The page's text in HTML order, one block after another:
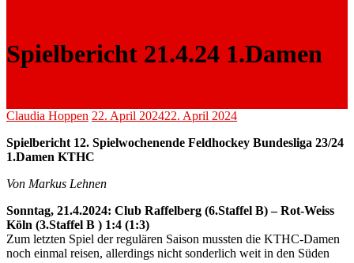
Spielbericht 21.4.24 1.Damen
Claudia Hoppen 22. April 202422. April 2024
Spielbericht 12. Spielwochenende Feldhockey Bundesliga 23/24
1.Damen KTHC
Von Markus Lehnen
Sonntag, 21.4.2024: Club Raffelberg (6.Staffel B) –Rot-Weiss
Köln (3.Staffel B ) 1:4 (1:3)
Zum letzten Spiel der regulären Saison mussten die KTHC-Damen
noch einmal reisen, allerdings nicht sonderlich weit in den Süden